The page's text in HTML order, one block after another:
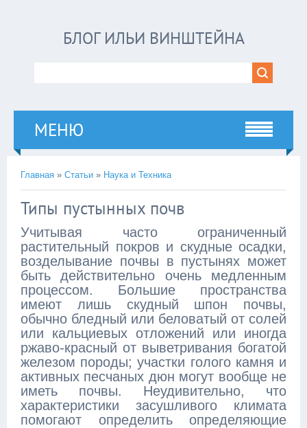
БЛОГ ИЛЬИ ВИНШТЕЙНА
МЕНЮ
Главная » Статьи » Наука и Техника
Типы пустынных почв
Учитывая часто ограниченный
растительный покров и скудные осадки,
возделывание почвы в пустынях может
быть действительно очень медленным
процессом. Большие пространства
имеют лишь скудный шпон почвы,
обычно бледный или беловатый от солей
или кальциевых отложений или иногда
ржаво-красный от выветривания богатой
железом породы; участки голого камня и
активных песчаных дюн могут вообще не
иметь почвы. Неудивительно, что
характеристики засушливого климата
помогают определить определяющие